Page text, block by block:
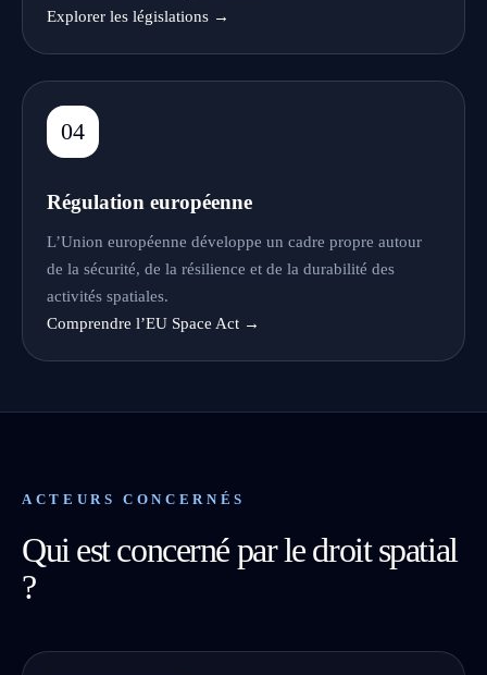
Explorer les législations →
04
Régulation européenne
L’Union européenne développe un cadre propre autour
de la sécurité, de la résilience et de la durabilité des
activités spatiales.
Comprendre l’EU Space Act →
ACTEURS CONCERNÉS
Qui est concerné par le droit spatial
?